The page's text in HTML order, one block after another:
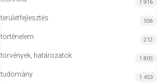
1 916
területfejlesztés 556
történelem 212
törvények, határozatok 1 805
tudomány 1 453